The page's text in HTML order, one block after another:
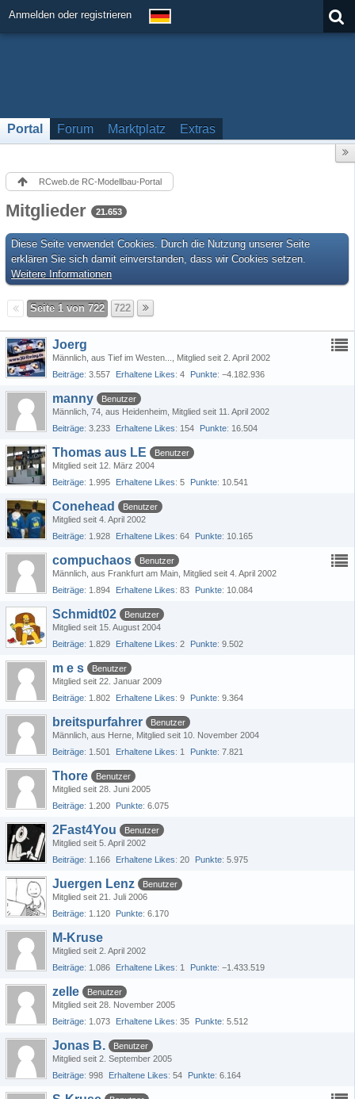
Anmelden oder registrieren
Portal Forum Marktplatz Extras
RCweb.de RC-Modellbau-Portal
Mitglieder 21.653
Diese Seite verwendet Cookies. Durch die Nutzung unserer Seite
erklären Sie sich damit einverstanden, dass wir Cookies setzen.
Weitere Informationen
Seite 1 von 722 722
Joerg
Männlich aus Tief im Westen...
Mitglied seit 2. April 2002
Beiträge 3.557 Erhaltene Likes 4 Punkte −4.182.936
manny
Benutzer
Männlich 74 aus Heidenheim Mitglied seit 11. April 2002
Beiträge 3.233 Erhaltene Likes 154 Punkte 16.504
Thomas aus LE
Benutzer
Mitglied seit 12. März 2004
Beiträge 1.995 Erhaltene Likes 5 Punkte 10.541
Conehead
Benutzer
Mitglied seit 4. April 2002
Beiträge 1.928 Erhaltene Likes 64 Punkte 10.165
compuchaos
Benutzer
Männlich aus Frankfurt am Main Mitglied seit 4. April 2002
Beiträge 1.894 Erhaltene Likes 83 Punkte 10.084
Schmidt02
Benutzer
Mitglied seit 15. August 2004
Beiträge 1.829 Erhaltene Likes 2 Punkte 9.502
m e s
Benutzer
Mitglied seit 22. Januar 2009
Beiträge 1.802 Erhaltene Likes 9 Punkte 9.364
breitspurfahrer
Benutzer
Männlich aus Herne Mitglied seit 10. November 2004
Beiträge 1.501 Erhaltene Likes 1 Punkte 7.821
Thore
Benutzer
Mitglied seit 28. Juni 2005
Beiträge 1.200 Punkte 6.075
2Fast4You
Benutzer
Mitglied seit 5. April 2002
Beiträge 1.166 Erhaltene Likes 20 Punkte 5.975
Juergen Lenz
Benutzer
Mitglied seit 21. Juli 2006
Beiträge 1.120 Punkte 6.170
M-Kruse
Mitglied seit 2. April 2002
Beiträge 1.086 Erhaltene Likes 1 Punkte −1.433.519
zelle
Benutzer
Mitglied seit 28. November 2005
Beiträge 1.073 Erhaltene Likes 35 Punkte 5.512
Jonas B.
Benutzer
Mitglied seit 2. September 2005
Beiträge 998 Erhaltene Likes 54 Punkte 6.164